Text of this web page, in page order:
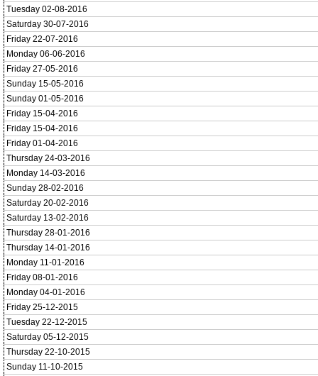
Tuesday 02-08-2016
Saturday 30-07-2016
Friday 22-07-2016
Monday 06-06-2016
Friday 27-05-2016
Sunday 15-05-2016
Sunday 01-05-2016
Friday 15-04-2016
Friday 15-04-2016
Friday 01-04-2016
Thursday 24-03-2016
Monday 14-03-2016
Sunday 28-02-2016
Saturday 20-02-2016
Saturday 13-02-2016
Thursday 28-01-2016
Thursday 14-01-2016
Monday 11-01-2016
Friday 08-01-2016
Monday 04-01-2016
Friday 25-12-2015
Tuesday 22-12-2015
Saturday 05-12-2015
Thursday 22-10-2015
Sunday 11-10-2015